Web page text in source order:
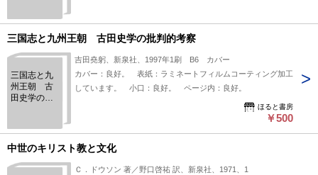
三国志と九州王朝 古田史学の批判的考察
三国志と九
州王朝 古
田史学の批
吉田堯躬、新泉社、1997年1刷 B6 カバー
カバー：良好。 表紙：ラミネートフィルムコーティング加工
しています。 小口：良好。 ページ内：良好。
ほると書房
￥500
中世のキリスト教と文化
Ｃ．ドウソン 著／野口啓祐 訳、新泉社、1971、1